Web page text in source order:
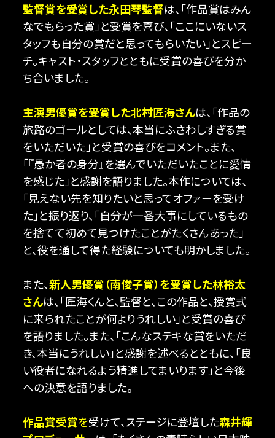
監督賞を受賞した永田琴監督は、「作品賞はみん
なでもらった賞」と受賞を喜び、「ここにいないス
タッフも自分の賞だと思ってもらいたい」とスピー
チ。キャスト・スタッフとともに受賞の喜びを分か
ち合いました。
主演男優賞を受賞した北村匠海さんは、「作品の
旅路のゴールとしては、本当にふさわしすぎる賞
をいただいた」と受賞の喜びをコメント。また、
「『愚か者の身分』を選んでいただいたことに愛情
を感じた」と感謝を語りました。本作については、
「見えない先を知りたいと思ってオファーを受け
た」と振り返り、「自分が一番大事にしているもの
を捨てて初めて見つけたことがたくさんあった」
と、役を通して得た経験についても明かしました。
また、新人男優賞（南俊子賞）を受賞した林裕太
さんは、「匠海くんと、監督と、この作品と、授賞式
に来られたことが何よりうれしい」と受賞の喜び
を語りました。また、「こんなステキな賞をいただ
き、本当にうれしい」と感謝を述べるとともに、「良
い役者になれるよう精進してまいります」と今後
への決意を語りました。
作品賞受賞を受けて、ステージに登壇した森井輝